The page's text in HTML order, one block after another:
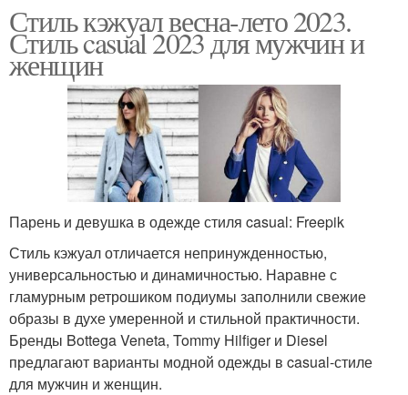
Стиль кэжуал весна-лето 2023.
Стиль casual 2023 для мужчин и
женщин
Парень и девушка в одежде стиля casual: Freepik
Стиль кэжуал отличается непринужденностью,
универсальностью и динамичностью. Наравне с
гламурным ретрошиком подиумы заполнили свежие
образы в духе умеренной и стильной практичности.
Бренды Bottega Veneta, Tommy Hilfiger и Diesel
предлагают варианты модной одежды в casual-стиле
для мужчин и женщин.